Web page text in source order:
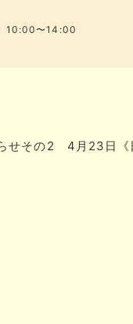
10:00〜14:00
せその2 4月23日《